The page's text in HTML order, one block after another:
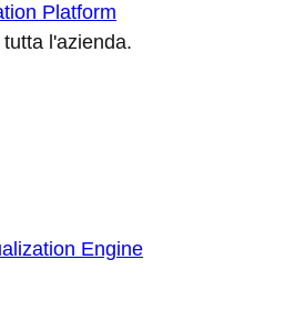
Platform
l'azienda.
Engine